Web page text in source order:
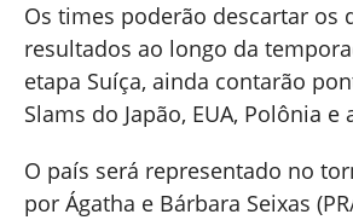
Os times poderão descartar os
resultados ao longo da
etapa Suíça, ainda contarão
Slams do Japão, EUA, Polônia e
O país será representado no
por Ágatha e Bárbara Seixas